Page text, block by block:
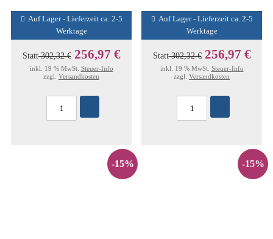
Auf Lager - Lieferzeit ca. 2-5
Werktage
Statt302,32 € 256,97 €
inkl. 19 % MwSt. Steuer-Info
zzgl. Versandkosten
Auf Lager - Lieferzeit ca. 2-5
Werktage
Statt302,32 € 256,97 €
inkl. 19 % MwSt. Steuer-Info
zzgl. Versandkosten
-15% -15%